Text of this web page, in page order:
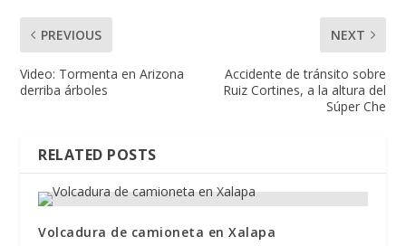
PREVIOUS
Video: Tormenta en Arizona
derriba árboles
NEXT
Accidente de tránsito sobre
Ruiz Cortines, a la altura del
Súper Che
RELATED POSTS
Volcadura de camioneta en Xalapa